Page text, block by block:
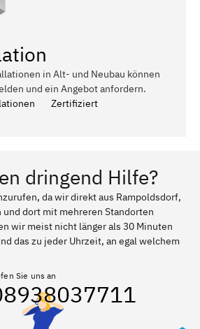
in Alt- und Neubau können
und ein Angebot anfordern.
Zertifiziert
dringend Hilfe?
da wir direkt aus Rampoldsdorf,
und dort mit mehreren Standorten
wir meist nicht länger als 30 Minuten
das zu jeder Uhrzeit, an egal welchem
Sie uns an